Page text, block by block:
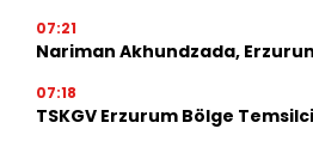
07:21
Nariman Akhundzada,
07:18
TSKGV Erzurum Bölge